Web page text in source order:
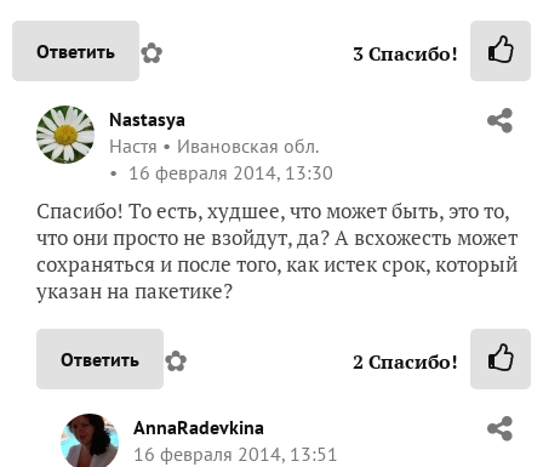
Ответить ✿ 3Спасибо!
Nastasya
Настя
Ивановская обл.
16 февраля 2014, 13:30
Спасибо! То есть, худшее, что может быть, это то,
что они просто не взойдут, да? А всхожесть может
сохраняться и после того, как истек срок, который
указан на пакетике?
Ответить ✿ 2 Спасибо!
AnnaRadevkina
16 февраля 2014, 13:51